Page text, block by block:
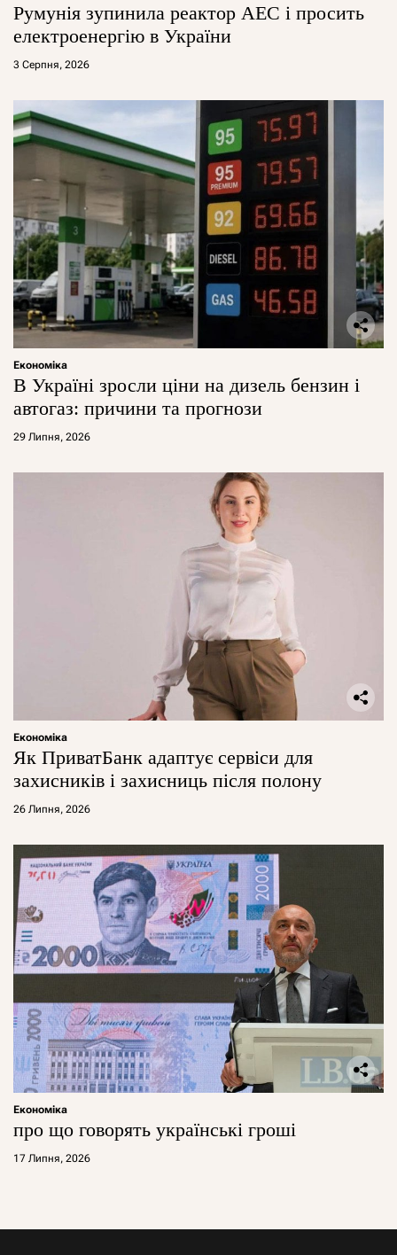
Румунія зупинила реактор АЕС і просить
електроенергію в України
3 Серпня, 2026
Економіка
В Україні зросли ціни на дизель бензин і
автогаз: причини та прогнози
29 Липня, 2026
Економіка
Як ПриватБанк адаптує сервіси для
захисників і захисниць після полону
26 Липня, 2026
Економіка
про що говорять українські гроші
17 Липня, 2026